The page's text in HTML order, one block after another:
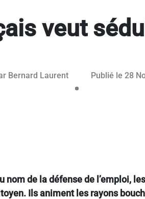
veut
Bernard Laurent Publié le 28
nom de la défense de l’emploi,
Ils animent les rayons